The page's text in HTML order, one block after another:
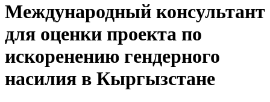
Международный консультант
для оценки проекта по
искоренению гендерного
насилия в Кыргызстане